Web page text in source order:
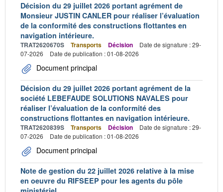
Décision du 29 juillet 2026 portant agrément de
Monsieur JUSTIN CANLER pour réaliser l’évaluation
de la conformité des constructions flottantes en
navigation intérieure.
TRAT2620670S Transports Décision
Date de signature : 29-
07-2026
Date de publication : 01-08-2026
Document principal
Décision du 29 juillet 2026 portant agrément de la
société LEBEFAUDE SOLUTIONS NAVALES pour
réaliser l’évaluation de la conformité des
constructions flottantes en navigation intérieure.
TRAT2620839S Transports Décision
Date de signature : 29-
07-2026
Date de publication : 01-08-2026
Document principal
Note de gestion du 22 juillet 2026 relative à la mise
en oeuvre du RIFSEEP pour les agents du pôle